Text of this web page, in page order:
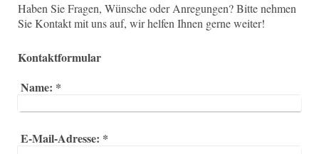
Haben Sie Fragen, Wünsche oder Anregungen? Bitte nehmen
Sie Kontakt mit uns auf, wir helfen Ihnen gerne weiter!
Kontaktformular
Name: *
E-Mail-Adresse: *